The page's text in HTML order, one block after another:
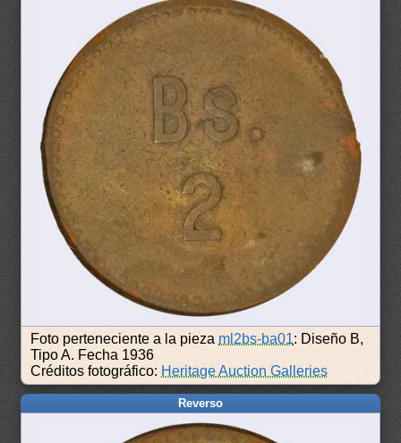
Foto perteneciente a la pieza ml2bs-ba01: Diseño B,
Tipo A. Fecha 1936
Créditos fotográfico: Heritage Auction Galleries
Reverso